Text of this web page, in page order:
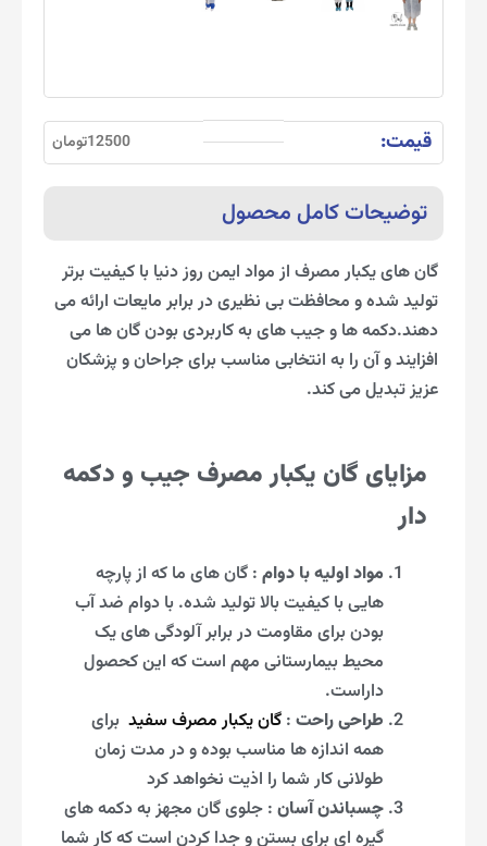
قیمت: 12500تومان
توضیحات کامل محصول
گان های یکبار مصرف از مواد ایمن روز دنیا با کیفیت برتر
تولید شده و محافظت بی نظیری در برابر مایعات ارائه می
دهند.دکمه ها و جیب های به کاربردی بودن گان ها می
افزایند و آن را به انتخابی مناسب برای جراحان و پزشکان
عزیز تبدیل می کند.
مزایای گان یکبار مصرف جیب و دکمه
دار
مواد اولیه با دوام : گان های ما که از پارچه
هایی با کیفیت بالا تولید شده. با دوام ضد آب
بودن برای مقاومت در برابر آلودگی های یک
محیط بیمارستانی مهم است که این کحصول
داراست.
طراحی راحت : گان یکبار مصرف سفید برای
همه اندازه ها مناسب بوده و در مدت زمان
طولانی کار شما را اذیت نخواهد کرد
چسباندن آسان : جلوی گان مجهز به دکمه‌ های
گیره‌ ای برای بستن و جدا کردن است که کار شما